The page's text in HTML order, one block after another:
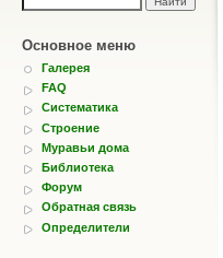
Основное меню
Галерея
FAQ
Систематика
Строение
Муравьи дома
Библиотека
Форум
Обратная связь
Определители